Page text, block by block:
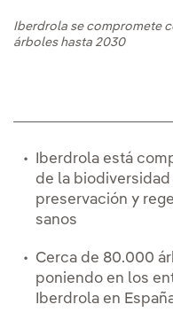
Iberdrola se compromete
árboles hasta 2030
Iberdrola está
de la
preservación y
sanos
Cerca de 80.000
poniendo en los
Iberdrola en